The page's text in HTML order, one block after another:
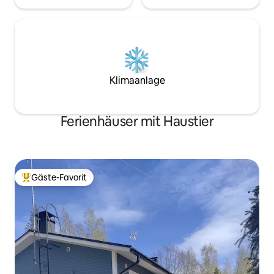
Klimaanlage
Ferienhäuser mit Haustier
Beliebter Gäste-Favorit.
Gäste-Favorit